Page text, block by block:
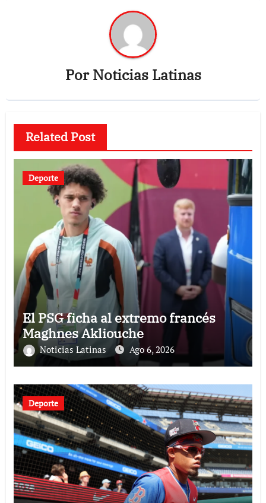
PorNoticias Latinas
Related Post
Deporte
El PSG ficha al extremo francés
Maghnes Akliouche
Noticias Latinas Ago 6, 2026
Deporte